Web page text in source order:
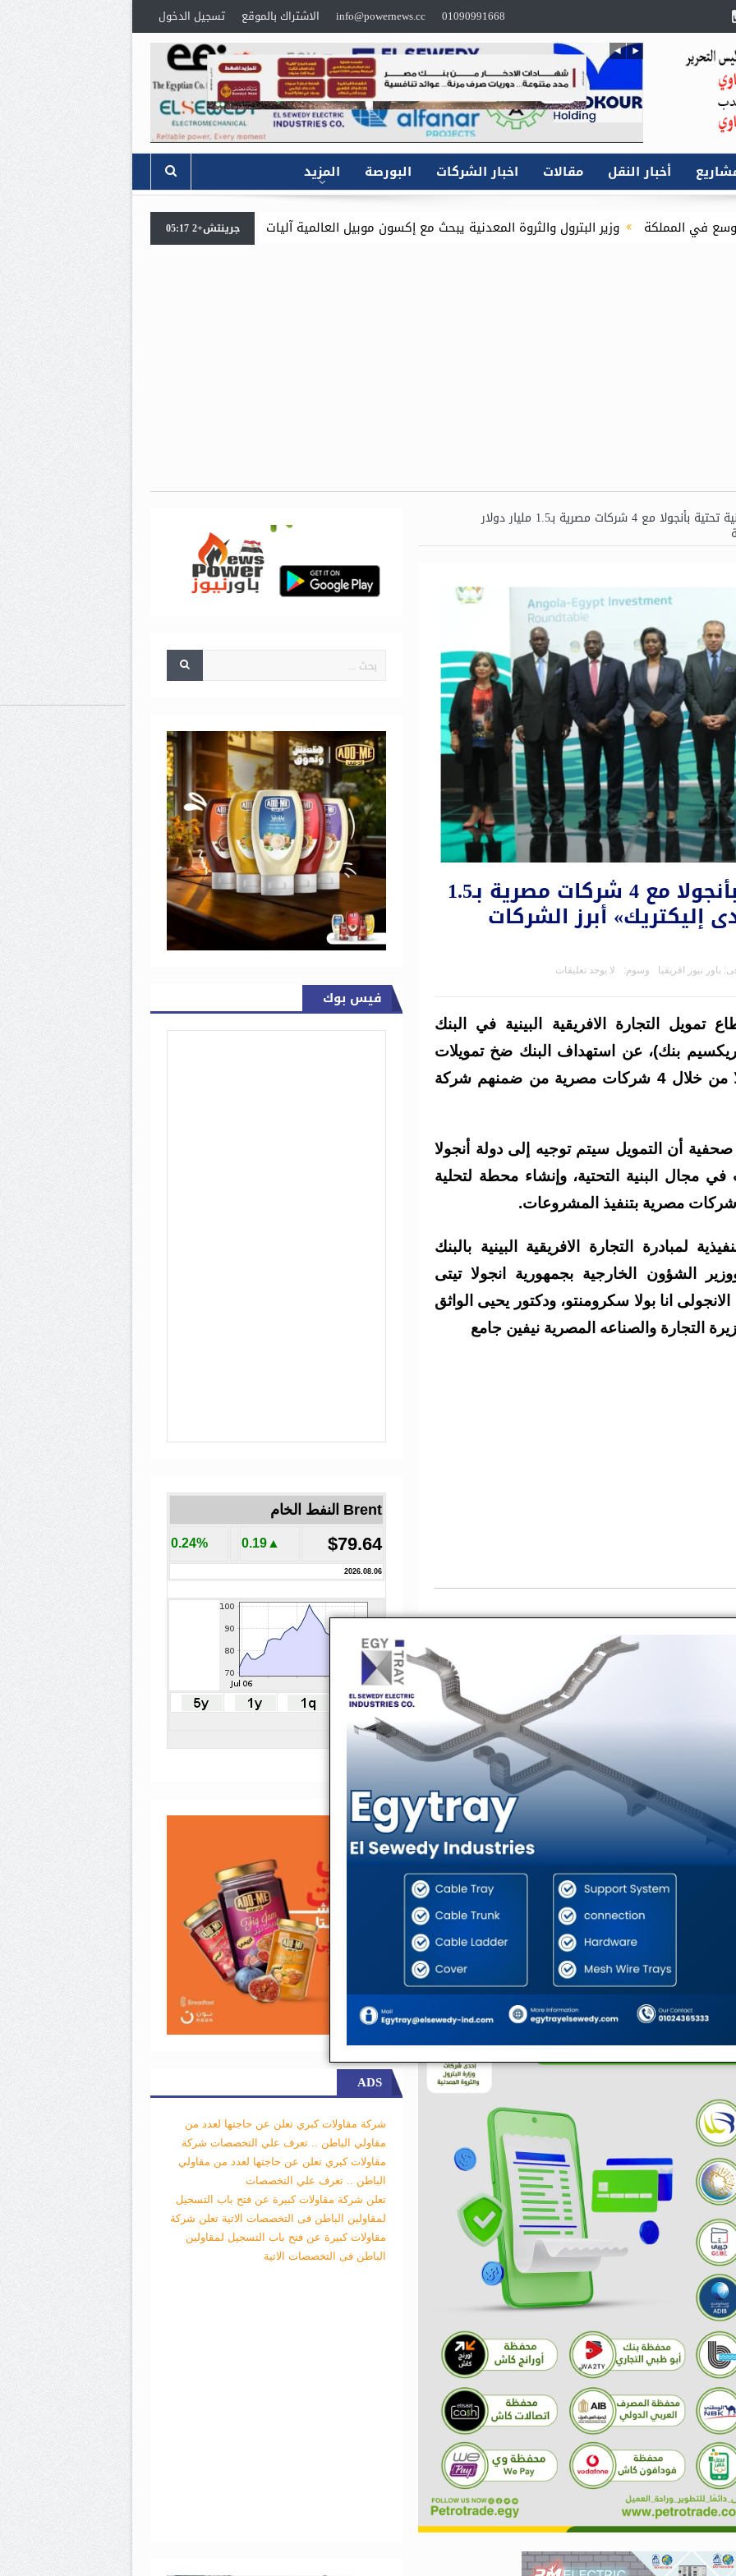
01090991668
info@powernews.cc الاشتراك بالموقع تسجيل الدخول
أخبار النقل مقالات اخبار الشركات البورصة المزيد
وزير البترول والثروة المعدنية يبحث مع إكسون موبيل العالمية آليات تنفيذ مذكرة التفاهم لربط اكتشافات الشركة في قبرص بالبنية
جرينتش+2 05:17
مشروعات بنية تحتية بأنجولا مع 4 شركات مصرية بـ1.5 مليار دولار
مشروعات بنية تحتية بأنجولا مع 4 شركات مصرية بـ1.5
إليكتريك» أبرز الشركات
باور نيوز افريقيا وسوم: لا يوجد تعليقات
التجارة الافريقية البينية في البنك
بنك)، عن استهداف البنك ضخ تمويلات
بقيمة 1.5 مليار دولار في أنجولا من خلال 4 شركات مصرية من ضمنهم شركة
أن التمويل سيتم توجيه إلى دولة أنجولا
مجال البنية التحتية، وإنشاء محطة لتحلية
مصرية بتنفيذ المشروعات.
لمبادرة التجارة الافريقية البينية بالبنك
الشؤون الخارجية بجمهورية انجولا تيتى
انا بولا سكرومنتو، ودكتور يحيى الواثق
التجارة والصناعه المصرية نيفين جامع
فيس بوك
Brent النفط الخام
$79.64
▲0.19
0.24%
2026.08.06
ADS
شركة مقاولات كبري تعلن عن حاجتها لعدد من
مقاولي الباطن .. تعرف علي التخصصات شركة
مقاولات كبري تعلن عن حاجتها لعدد من مقاولي
الباطن .. تعرف علي التخصصات
تعلن شركة مقاولات كبيرة عن فتح باب التسجيل
لمقاولين الباطن فى التخصصات الاتية تعلن شركة
مقاولات كبيرة عن فتح باب التسجيل لمقاولين
الباطن فى التخصصات الاتية